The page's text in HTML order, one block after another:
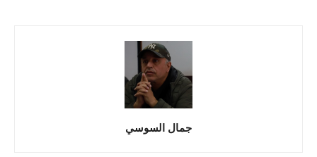
جمال السوسي